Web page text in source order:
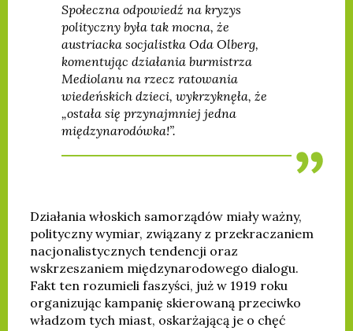
Społeczna odpowiedź na kryzys
polityczny była tak mocna, że
austriacka socjalistka Oda Olberg,
komentując działania burmistrza
Mediolanu na rzecz ratowania
wiedeńskich dzieci, wykrzyknęła, że
„ostała się przynajmniej jedna
międzynarodówka!”.
Działania włoskich samorządów miały ważny,
polityczny wymiar, związany z przekraczaniem
nacjonalistycznych tendencji oraz
wskrzeszaniem międzynarodowego dialogu.
Fakt ten rozumieli faszyści, już w 1919 roku
organizując kampanię skierowaną przeciwko
władzom tych miast, oskarżającą je o chęć